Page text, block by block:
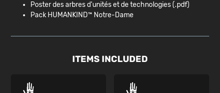
Poster des arbres d'unités et de technologies (.pdf)
Pack HUMANKIND™ Notre-Dame
ITEMS INCLUDED